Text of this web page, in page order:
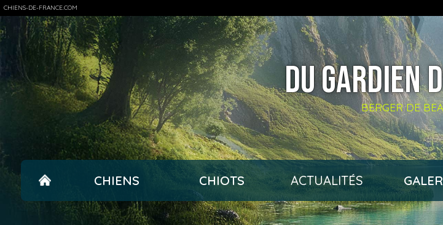
CHIENS-DE-FRANCE.COM
DU GARDIEN
BERGER DE
CHIENS CHIOTS ACTUALITÉS